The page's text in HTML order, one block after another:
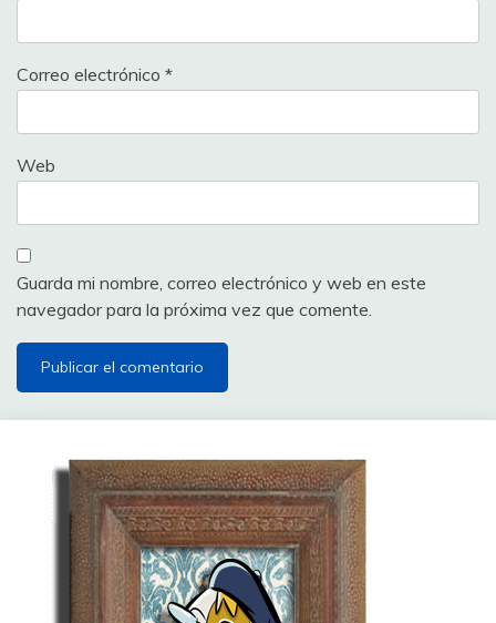
Correo electrónico *
Web
Guarda mi nombre, correo electrónico y web en este
navegador para la próxima vez que comente.